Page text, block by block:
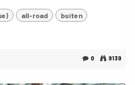
all-road buiten
0 9139